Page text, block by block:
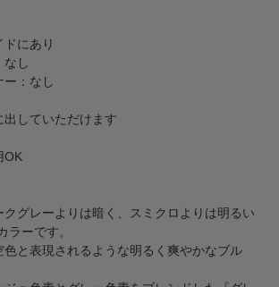
にあり
し
：なし
していただけます
OK
グレーよりは暗く、スミクロよりは明るい
ラーです。
と表現されるような明るく爽やかなブル